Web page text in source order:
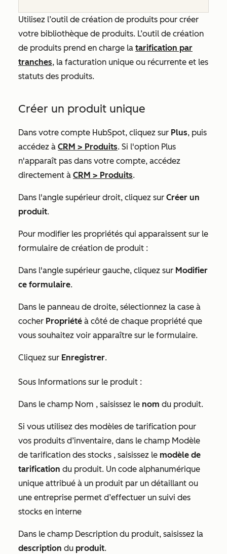
Utilisez l’outil de création de produits pour créer
votre bibliothèque de produits. L’outil de création
de produits prend en charge la tarification par
tranches, la facturation unique ou récurrente et les
statuts des produits.
Créer un produit unique
Dans votre compte HubSpot, cliquez sur Plus, puis
accédez à CRM > Produits. Si l'option Plus
n'apparaît pas dans votre compte, accédez
directement à CRM > Produits.
Dans l'angle supérieur droit, cliquez sur Créer un
produit.
Pour modifier les propriétés qui apparaissent sur le
formulaire de création de produit :
Dans l'angle supérieur gauche, cliquez sur Modifier
ce formulaire.
Dans le panneau de droite, sélectionnez la case à
cocher Propriété à côté de chaque propriété que
vous souhaitez voir apparaître sur le formulaire.
Cliquez sur Enregistrer.
Sous Informations sur le produit :
Dans le champ Nom , saisissez le nom du produit.
Si vous utilisez des modèles de tarification pour
vos produits d’inventaire, dans le champ Modèle
de tarification des stocks , saisissez le modèle de
tarification du produit. Un code alphanumérique
unique attribué à un produit par un détaillant ou
une entreprise permet d’effectuer un suivi des
stocks en interne
Dans le champ Description du produit, saisissez la
description du produit.